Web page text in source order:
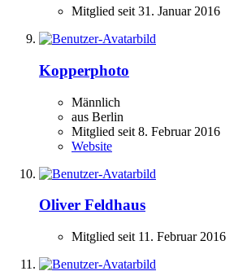
Mitglied seit 31. Januar 2016
Kopperphoto
Männlich
aus Berlin
Mitglied seit 8. Februar 2016
Website
Oliver Feldhaus
Mitglied seit 11. Februar 2016